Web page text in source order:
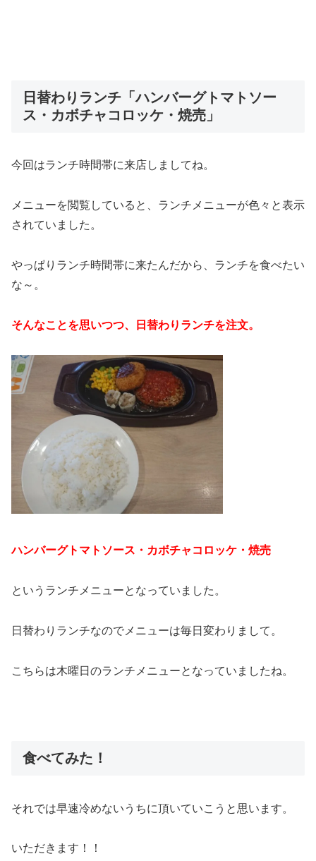
日替わりランチ「ハンバーグトマトソー
ス・カボチャコロッケ・焼売」
今回はランチ時間帯に来店しましてね。
メニューを閲覧していると、ランチメニューが色々と表示
されていました。
やっぱりランチ時間帯に来たんだから、ランチを食べたい
な～。
そんなことを思いつつ、日替わりランチを注文。
ハンバーグトマトソース・カボチャコロッケ・焼売
というランチメニューとなっていました。
日替わりランチなのでメニューは毎日変わりまして。
こちらは木曜日のランチメニューとなっていましたね。
食べてみた！
それでは早速冷めないうちに頂いていこうと思います。
いただきます！！